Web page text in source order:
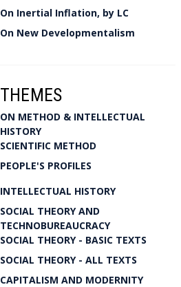
On Inertial Inflation, by LC
On New Developmentalism
THEMES
ON METHOD & INTELLECTUAL
HISTORY
SCIENTIFIC METHOD
PEOPLE'S PROFILES
INTELLECTUAL HISTORY
SOCIAL THEORY AND
TECHNOBUREAUCRACY
SOCIAL THEORY - BASIC TEXTS
SOCIAL THEORY - ALL TEXTS
CAPITALISM AND MODERNITY